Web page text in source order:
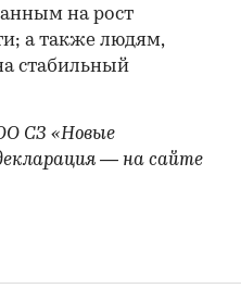
на рост
а также людям,
стабильный
СЗ «Новые
— на сайте